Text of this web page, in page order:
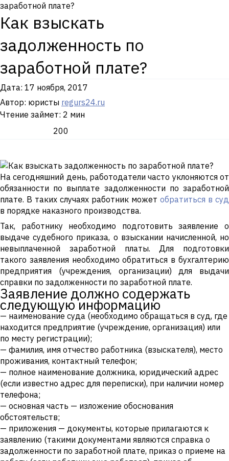
заработной плате?
Как взыскать
задолженность по
заработной плате?
Дата: 17 ноября, 2017
Автор: юристы regurs24.ru
Чтение займет: 2 мин
200
На сегодняшний день, работодатели часто уклоняются от
обязанности по выплате задолженности по заработной
плате. В таких случаях работник может обратиться в суд
в порядке наказного производства.
Так, работнику необходимо подготовить заявление о
выдаче судебного приказа, о взыскании начисленной, но
невыплаченной заработной платы. Для подготовки
такого заявления необходимо обратиться в бухгалтерию
предприятия (учреждения, организации) для выдачи
справки по задолженности по заработной плате.
Заявление должно содержать
следующую информацию
— наименование суда (необходимо обращаться в суд, где
находится предприятие (учреждение, организация) или
по месту регистрации);
— фамилия, имя отчество работника (взыскателя), место
проживания, контактный телефон;
— полное наименование должника, юридический адрес
(если известно адрес для переписки), при наличии номер
телефона;
— основная часть — изложение обоснования
обстоятельств;
— приложения — документы, которые прилагаются к
заявлению (такими документами являются справка о
задолженности по заработной плате, приказ о приеме на